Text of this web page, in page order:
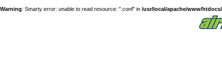
Warning: Smarty error: unable to read resource: ".conf" in /usr/local/apache/www/